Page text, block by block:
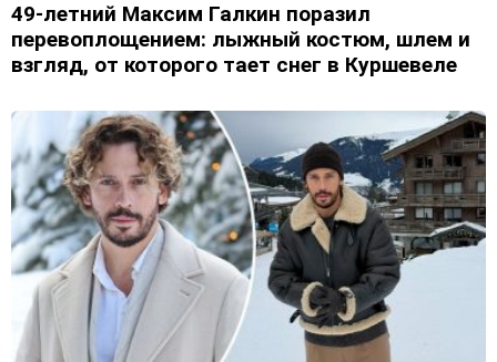
49-летний Максим Галкин поразил
перевоплощением: лыжный костюм, шлем и
взгляд, от которого тает снег в Куршевеле